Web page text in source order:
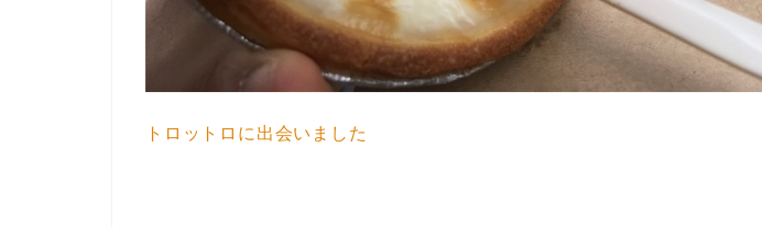
トロットロに出会いました